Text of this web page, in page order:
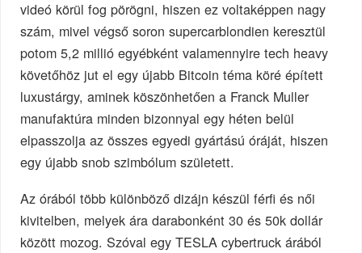
videó körül fog pörögni, hiszen ez voltaképpen nagy
szám, mivel végső soron supercarblondien keresztül
potom 5,2 millió egyébként valamennyire tech heavy
követőhöz jut el egy újabb Bitcoin téma köré épített
luxustárgy, aminek köszönhetően a Franck Muller
manufaktúra minden bizonnyal egy héten belül
elpasszolja az összes egyedi gyártású óráját, hiszen
egy újabb snob szimbólum született.
Az órából több különböző dizájn készül férfi és női
kivitelben, melyek ára darabonként 30 és 50k dollár
között mozog. Szóval egy TESLA cybertruck árából